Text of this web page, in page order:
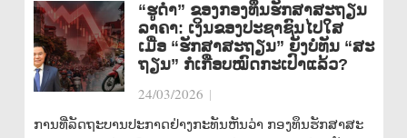
“ຮູດຳ” ຂອງກອງທຶນຮັກສາສະຖຽນ
ລາຄາ: ເງິນຂອງປະຊາຊົນໄປໃສ
ເມື່ອ “ຮັກສາສະຖຽນ” ຍັງບໍ່ທັນ “ສະ
ຖຽນ” ກໍເກືອບໝົດກະເປົາແລ້ວ?
24/03/2026 |
ການທີ່ລັດຖະບານປະກາດຢ່າງກະທັນຫັນວ່າ ກອງທຶນຮັກສາສະ